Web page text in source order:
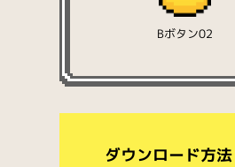
Bボタン02
ダウンロード方法